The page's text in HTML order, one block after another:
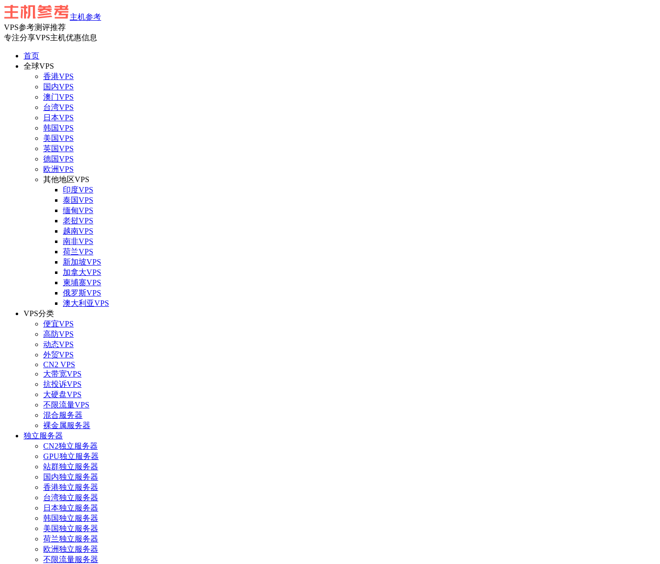
主机参考
VPS参考测评推荐
专注分享VPS主机优惠信息
首页
全球VPS
香港VPS
国内VPS
澳门VPS
台湾VPS
日本VPS
韩国VPS
美国VPS
英国VPS
德国VPS
欧洲VPS
其他地区VPS
印度VPS
泰国VPS
缅甸VPS
老挝VPS
越南VPS
南非VPS
荷兰VPS
新加坡VPS
加拿大VPS
柬埔寨VPS
俄罗斯VPS
澳大利亚VPS
VPS分类
便宜VPS
高防VPS
动态VPS
外贸VPS
CN2 VPS
大带宽VPS
抗投诉VPS
大硬盘VPS
不限流量VPS
混合服务器
裸金属服务器
独立服务器
CN2独立服务器
GPU独立服务器
站群独立服务器
国内独立服务器
香港独立服务器
台湾独立服务器
日本独立服务器
韩国独立服务器
美国独立服务器
荷兰独立服务器
欧洲独立服务器
不限流量服务器